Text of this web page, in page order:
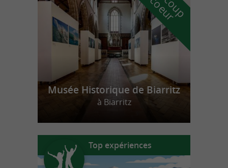
Musée Historique de Biarritz
à Biarritz
Top expériences